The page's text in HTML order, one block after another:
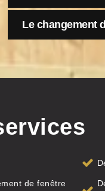
Le changement
de fenêtre